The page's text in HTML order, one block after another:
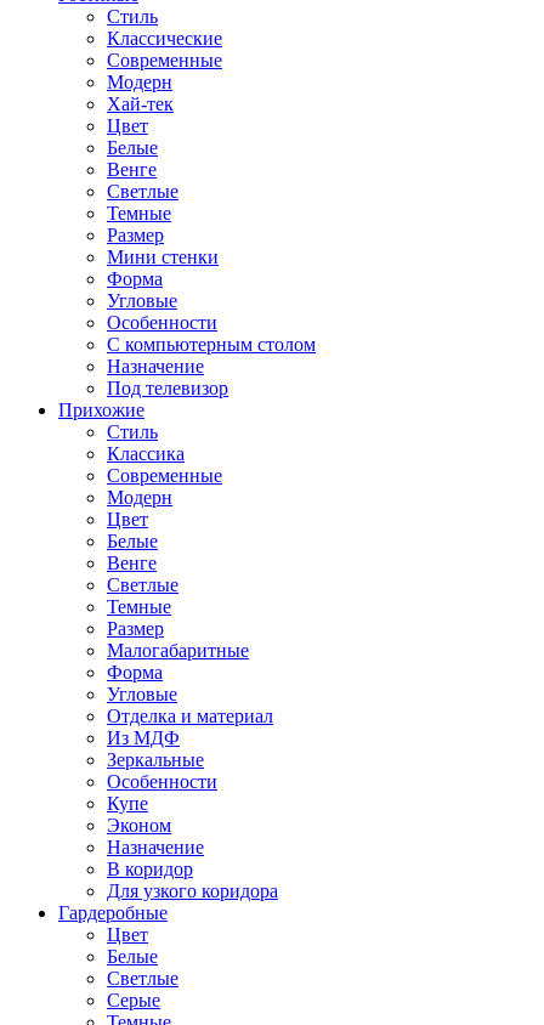
Стиль
Классические
Современные
Модерн
Хай-тек
Цвет
Белые
Венге
Светлые
Темные
Размер
Мини стенки
Форма
Угловые
Особенности
С компьютерным столом
Назначение
Под телевизор
Прихожие
Стиль
Классика
Современные
Модерн
Цвет
Белые
Венге
Светлые
Темные
Размер
Малогабаритные
Форма
Угловые
Отделка и материал
Из МДФ
Зеркальные
Особенности
Купе
Эконом
Назначение
В коридор
Для узкого коридора
Гардеробные
Цвет
Белые
Светлые
Серые